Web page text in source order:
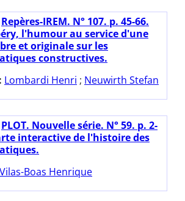
Repères-IREM. N° 107. p. 45-66.
l'humour au service d'une
et originale sur les
constructives.
Lombardi Henri ; Neuwirth Stefan
PLOT. Nouvelle série. N° 59. p. 2-
interactive de l'histoire des
Vilas-Boas Henrique